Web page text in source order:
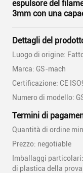
espulsore del
3mm con una
Dettagli del
Luogo di origine:
Marca: GS-mach
Certificazione: CE
Numero di modello:
Termini di
Quantità di ordine
Prezzo: negotiable
Imballaggi
di plastica della